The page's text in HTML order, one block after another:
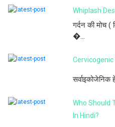
Whiplash
गर्दन की मोच
�...
Cervicogenic
सर्वाइकोजेनिक
Who Should
In Hindi?